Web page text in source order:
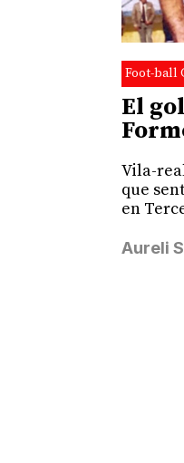
Foot-ball
El
Vila-
que
en
Aureli